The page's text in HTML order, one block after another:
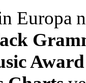
Europa
Award